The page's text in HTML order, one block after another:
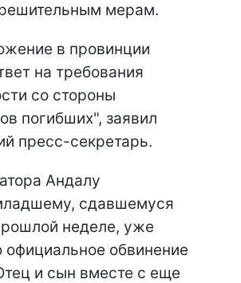
мерам.
в провинции
на требования
со стороны
погибших", заявил
пресс-секретарь.
Андалу
сдавшемуся
неделе, уже
официальное обвинение
и сын вместе с еще